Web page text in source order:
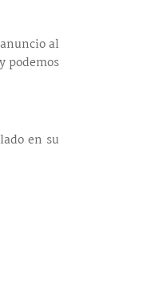
al
podemos
en su